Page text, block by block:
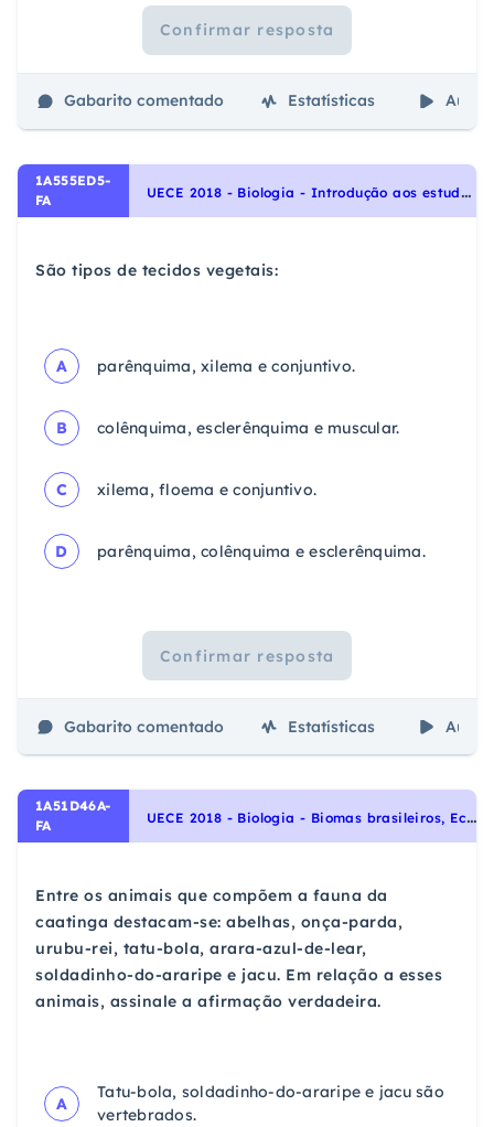
Confirmar resposta
Gabarito comentado Estatísticas Aulas
1A555ED5-
FA
U
ECE 2018 - Biologia - Introdução aos estudos das Plantas, Identidade dos seres vivos
São tipos de tecidos vegetais:
A parênquima, xilema e conjuntivo.
B colênquima, esclerênquima e muscular.
C xilema, floema e conjuntivo.
D parênquima, colênquima e esclerênquima.
Confirmar resposta
Gabarito comentado Estatísticas Aulas
1A51D46A-
FA
U
ECE 2018 - Biologia - Biomas brasileiros, Ecologia e ciências ambientais
Entre os animais que compõem a fauna da
caatinga destacam-se: abelhas, onça-parda,
urubu-rei, tatu-bola, arara-azul-de-lear,
soldadinho-do-araripe e jacu. Em relação a esses
animais, assinale a afirmação verdadeira.
A
Tatu-bola, soldadinho-do-araripe e jacu são
vertebrados.